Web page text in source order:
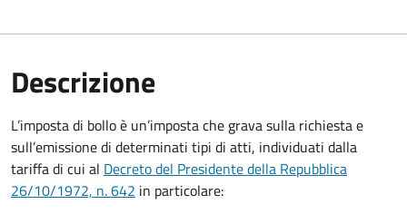
Descrizione
L’imposta di bollo è un’imposta che grava sulla richiesta e
sull’emissione di determinati tipi di atti, individuati dalla
tariffa di cui al Decreto del Presidente della Repubblica
26/10/1972, n. 642 in particolare: